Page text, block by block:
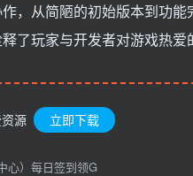
，从简陋的初始版本到功
了玩家与开发者对游戏热爱
源 立即下载
心）每日签到领G